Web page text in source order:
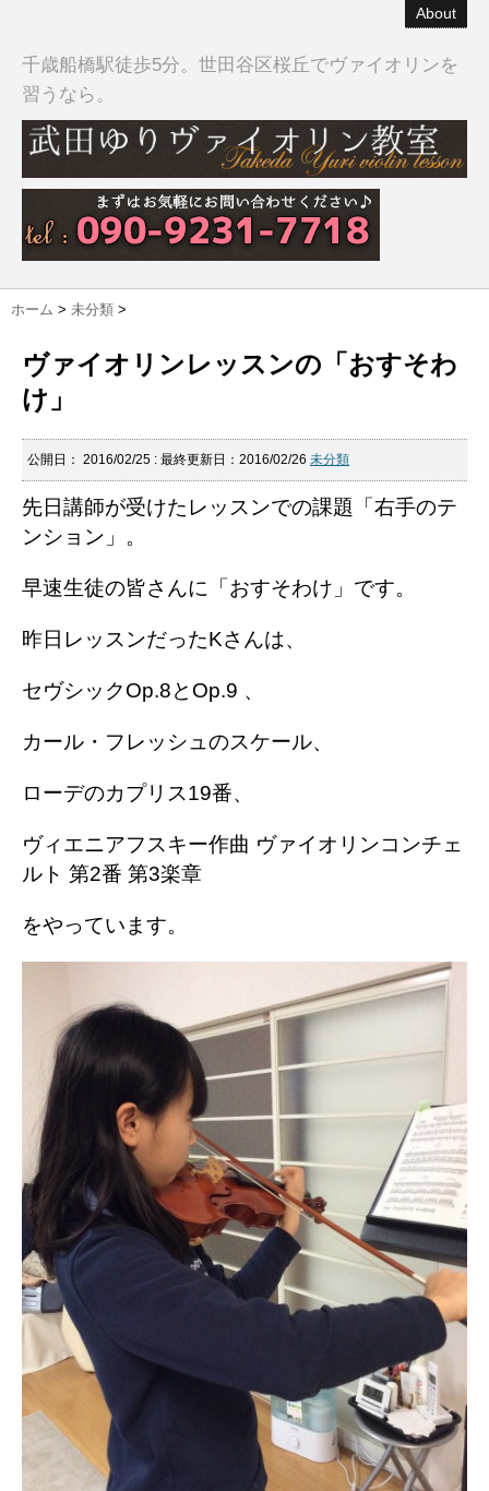
About
千歳船橋駅徒歩5分。世田谷区桜丘でヴァイオリンを
習うなら。
ホーム > 未分類 >
ヴァイオリンレッスンの「おすそわ
け」
公開日： 2016/02/25 : 最終更新日：2016/02/26 未分類
先日講師が受けたレッスンでの課題「右手のテ
ンション」。
早速生徒の皆さんに「おすそわけ」です。
昨日レッスンだったKさんは、
セヴシックOp.8とOp.9 、
カール・フレッシュのスケール、
ローデのカプリス19番、
ヴィエニアフスキー作曲 ヴァイオリンコンチェ
ルト 第2番 第3楽章
をやっています。